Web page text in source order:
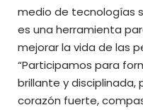
medio de tecnologías
es una herramienta
mejorar la vida de las
“Participamos para
brillante y disciplinada,
corazón fuerte,